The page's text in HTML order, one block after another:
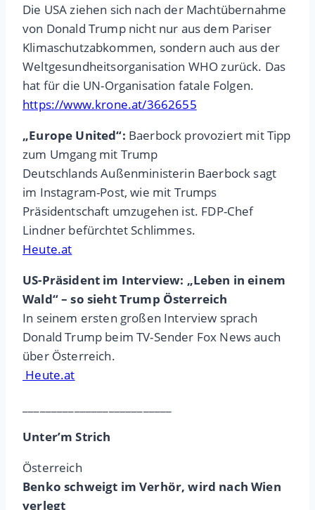
Die USA ziehen sich nach der Machtübernahme
von Donald Trump nicht nur aus dem Pariser
Klimaschutzabkommen, sondern auch aus der
Weltgesundheitsorganisation WHO zurück. Das
hat für die UN-Organisation fatale Folgen.
https://www.krone.at/3662655
„Europe United“: Baerbock provoziert mit Tipp
zum Umgang mit Trump
Deutschlands Außenministerin Baerbock sagt
im Instagram-Post, wie mit Trumps
Präsidentschaft umzugehen ist. FDP-Chef
Lindner befürchtet Schlimmes.
Heute.at
US-Präsident im Interview: „Leben in einem
Wald“ – so sieht Trump Österreich
In seinem ersten großen Interview sprach
Donald Trump beim TV-Sender Fox News auch
über Österreich.
Heute.at
Unter’m Strich
Österreich
Benko schweigt im Verhör, wird nach Wien
verlegt